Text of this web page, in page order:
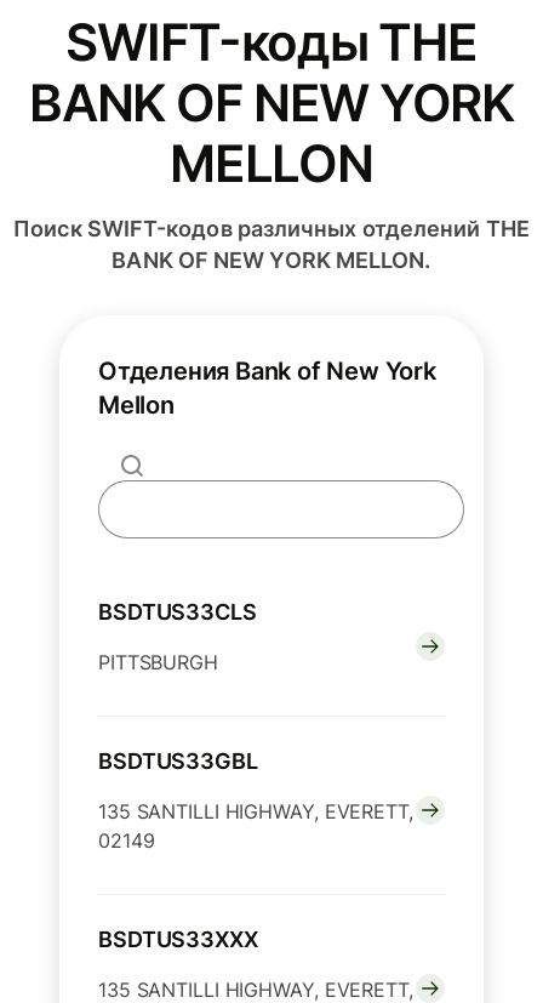
SWIFT-коды THE
BANK OF NEW YORK
MELLON
Поиск SWIFT-кодов различных отделений THE
BANK OF NEW YORK MELLON.
Отделения Bank of New York
Mellon
BSDTUS33CLS
PITTSBURGH
BSDTUS33GBL
135 SANTILLI HIGHWAY, EVERETT,
02149
BSDTUS33XXX
135 SANTILLI HIGHWAY, EVERETT,